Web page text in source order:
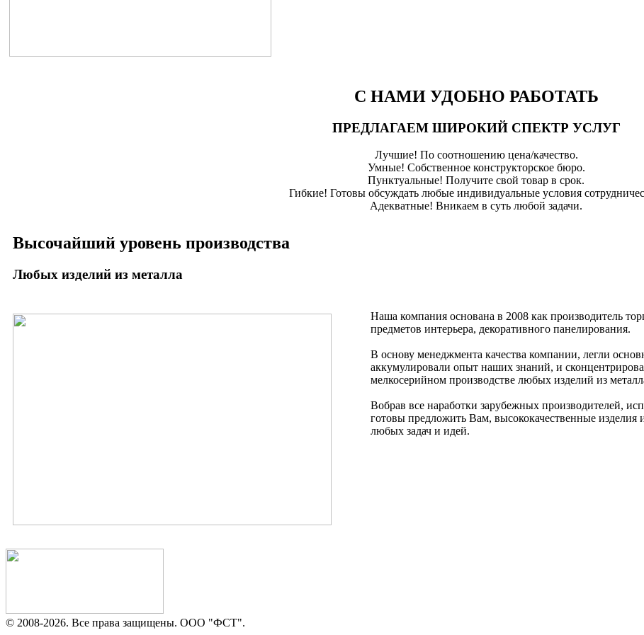
С НАМИ УДОБНО РАБОТАТЬ
ПРЕДЛАГАЕМ ШИРОКИЙ СПЕКТР УСЛУГ
Лучшие! По соотношению цена/качество.
Умные! Собственное конструкторское бюро.
Пунктуальные! Получите свой товар в срок.
Гибкие! Готовы обсуждать любые индивидуальные условия
Адекватные! Вникаем в суть любой задачи.
Высочайший уровень производства
Любых изделий из металла
Наша компания основана в 2008 как производитель
предметов интерьера, декоративного панелирования.
В основу менеджмента качества компании, легли
аккумулировали опыт наших знаний, и
мелкосерийном производстве любых изделий из
Вобрав все наработки зарубежных производителей,
готовы предложить Вам, высококачественные
любых задач и идей.
© 2008-2026. Все права защищены. ООО "ФСТ".